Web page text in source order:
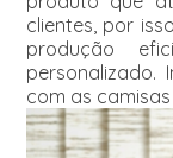
clientes, por
produção
personalizado.
com as camisas